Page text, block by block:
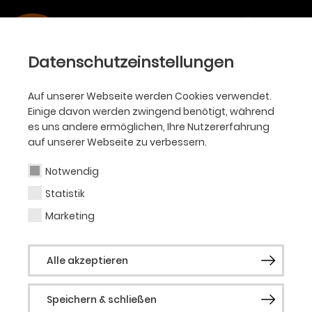
Datenschutzeinstellungen
Auf unserer Webseite werden Cookies verwendet.
Einige davon werden zwingend benötigt, während
es uns andere ermöglichen, Ihre Nutzererfahrung
auf unserer Webseite zu verbessern.
Notwendig
Statistik
Marketing
Alle akzeptieren
Speichern & schließen